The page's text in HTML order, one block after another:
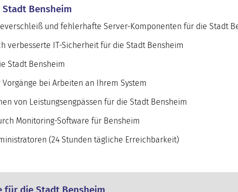
Bensheim
und fehlerhafte Server-Komponenten für die Stadt
verbesserte IT-Sicherheit für die Stadt Bensheim
Stadt Bensheim
bei Arbeiten an Ihrem System
von Leistungsengpässen für die Stadt Bensheim
Monitoring-Software für Bensheim
(24 Stunden tägliche Erreichbarkeit)